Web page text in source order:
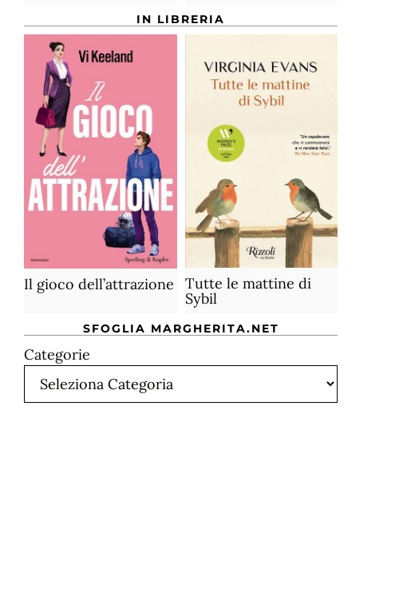
IN LIBRERIA
Il gioco dell’attrazione
Tutte le mattine di
Sybil
SFOGLIA MARGHERITA.NET
Categorie